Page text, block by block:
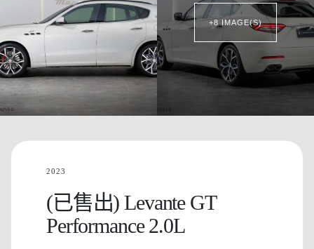
+8 IMAGE(S)
2023
(已售出) Levante GT
Performance 2.0L